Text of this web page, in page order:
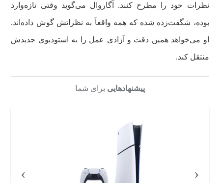
نظرات خود را مطرح کنند. آگاروال می‌گوید وقتی تازه‌وارد
بوده، شگفت‌زده شده که همه واقعاً به نظراتش گوش داده‌اند.
او می‌خواهد همین دقت و آزادی عمل را به استودیوی جدیدش
منتقل کند.
پیشنهادهایی برای شما
‹
›